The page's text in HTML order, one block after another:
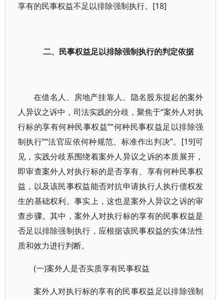
享有的民事权益不足以排除强制执行。[18]
二、民事权益足以排除强制执行的判定依据
在借名人、房地产挂靠人、隐名股东提起的案外
人异议之诉中，司法实践的分歧，聚焦于“案外人对执
行标的享有何种民事权益”“何种民事权益足以排除强
制执行”“法官应依何种规范、标准作出判决”。[19]可
见，实践分歧系围绕着案外人异议之诉的本质展开，
即审查案外人对执行标的是否享有、享有何种民事权
益，以及该民事权益能否对抗申请执行人执行债权发
生的基础权利。事实上，这也是案外人异议之诉的审
查步骤。其中，案外人对执行标的享有的民事权益是
否足以排除强制执行，应根据该民事权益的实体法性
质和效力进行判断。
(一)案外人是否实质享有民事权益
案外人对执行标的享有的民事权益足以排除强制